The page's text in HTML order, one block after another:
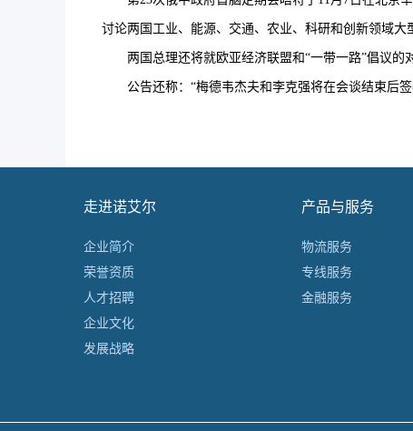
讨论两国工业、能源、交通、农业、科研和创新领域大
两国总理还将就欧亚经济联盟和“一带一路”倡议的对
公告还称：“梅德韦杰夫和李克强将在会谈结束后签
走进诺艾尔
企业简介
荣誉资质
人才招聘
企业文化
发展战略
产品与服务
物流服务
专线服务
金融服务